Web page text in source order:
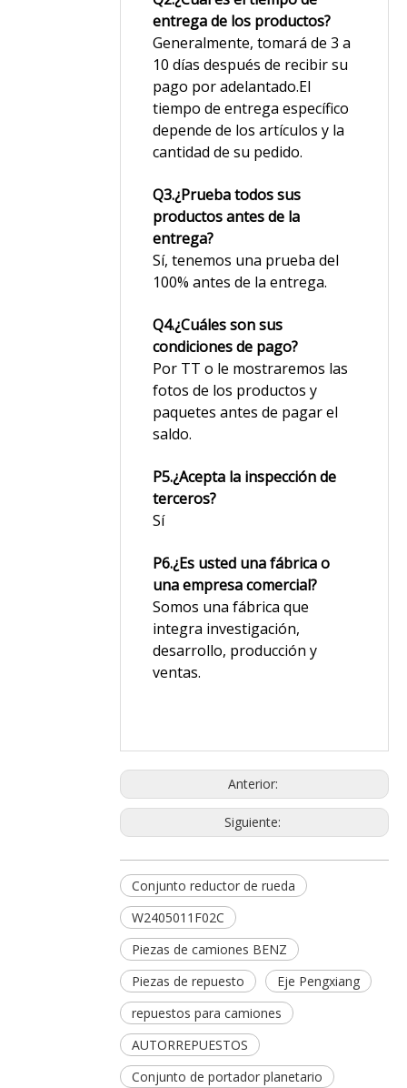
entrega de los productos?
Generalmente, tomará de 3 a
10 días después de recibir su
pago por adelantado.El
tiempo de entrega específico
depende de los artículos y la
cantidad de su pedido.
Q3.¿Prueba todos sus
productos antes de la
entrega?
Sí, tenemos una prueba del
100% antes de la entrega.
Q4.¿Cuáles son sus
condiciones de pago?
Por TT o le mostraremos las
fotos de los productos y
paquetes antes de pagar el
saldo.
P5.¿Acepta la inspección de
terceros?
Sí
P6.¿Es usted una fábrica o
una empresa comercial?
Somos una fábrica que
integra investigación,
desarrollo, producción y
ventas.
Anterior:
Siguiente:
Conjunto reductor de rueda
W2405011F02C
Piezas de camiones BENZ
Piezas de repuesto
Eje Pengxiang
repuestos para camiones
AUTORREPUESTOS
Conjunto de portador planetario